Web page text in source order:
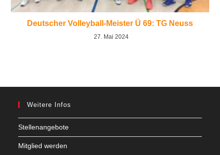
Deutscher Volleyball-Meister Ü 69: TG Neuss
27. Mai 2024
Weitere Infos
Stellenangebote
Mitglied werden